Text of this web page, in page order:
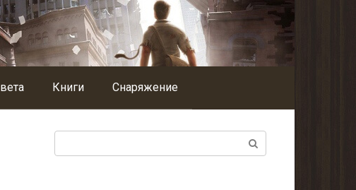
Книги Снаряжение